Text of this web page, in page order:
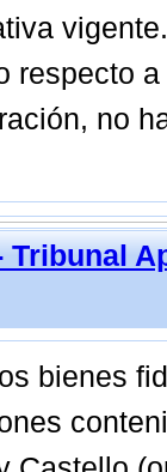
respecto
no
Tribunal
bienes